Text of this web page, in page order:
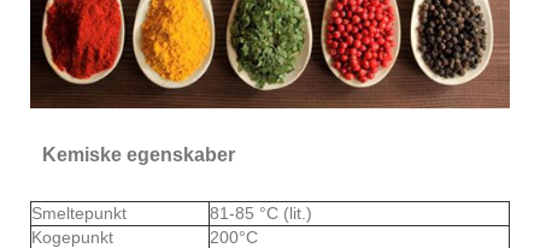
Kemiske egenskaber
Smeltepunkt
81-85 °C (lit.)
Kogepunkt
200°C